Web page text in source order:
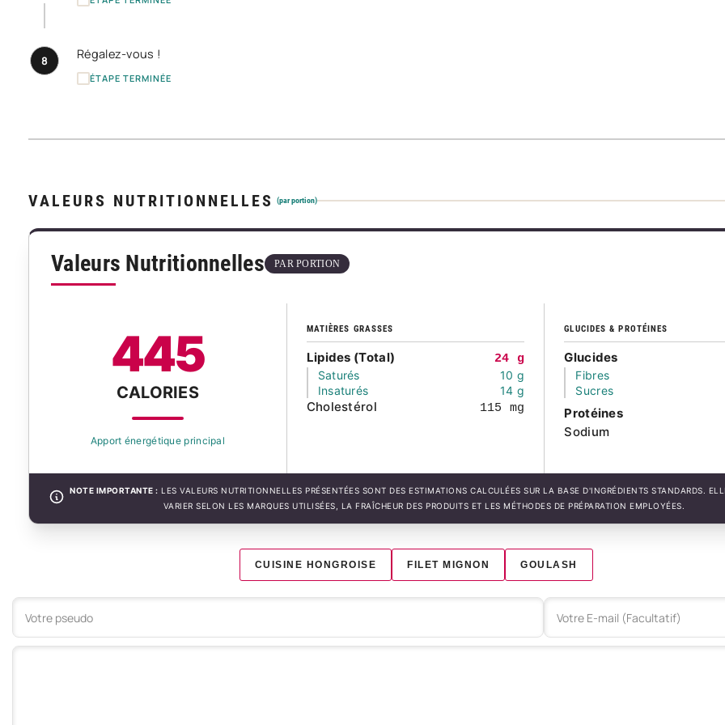
8 Régalez-vous !
ÉTAPE TERMINÉE
VALEURS NUTRITIONNELLES (par portion)
Valeurs Nutritionnelles PAR PORTION
445
CALORIES
Apport énergétique principal
MATIÈRES GRASSES
Lipides (Total)
24 g
Saturés
10 g
Insaturés
14 g
Cholestérol 115 mg
GLUCIDES & PROTÉINES
Glucides
Fibres
Sucres
Protéines
Sodium
NOTE IMPORTANTE : LES VALEURS NUTRITIONNELLES PRÉSENTÉES SONT DES ESTIMATIONS CALCULÉES SUR LA BASE D'INGRÉDIENTS STANDARDS.
VARIER SELON LES MARQUES UTILISÉES, LA FRAÎCHEUR DES PRODUITS ET LES MÉTHODES DE PRÉPARATION EMPLOYÉES.
CUISINE HONGROISE FILET MIGNON GOULASH
Votre commentaire